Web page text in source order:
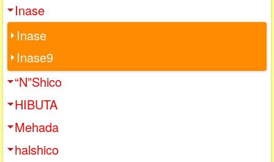
Inase
Inase
Inase9
“N”Shico
HIBUTA
Mehada
halshico